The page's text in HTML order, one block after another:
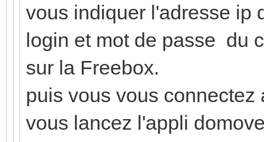
vous indiquer l'adresse ip
login et mot de passe du
sur la Freebox.
puis vous vous connectez
vous lancez l'appli